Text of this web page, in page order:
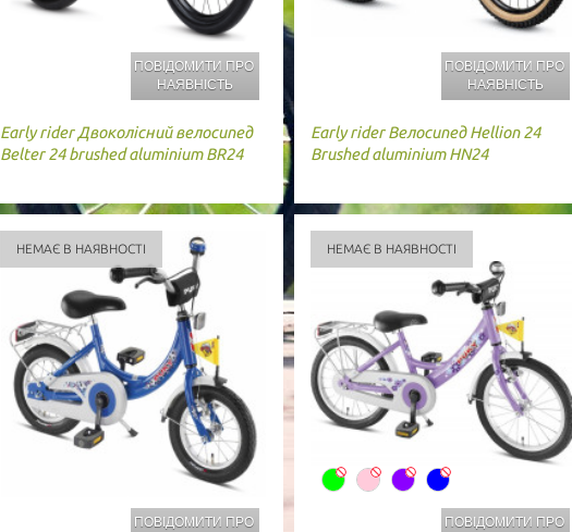
ПОВІДОМИТИ ПРО
НАЯВНІСТЬ
Early rider Двоколісний велосипед
Belter 24 brushed aluminium BR24
ПОВІДОМИТИ ПРО
НАЯВНІСТЬ
Early rider Велосипед Hellion 24
Brushed aluminium HN24
НЕМАЄ В НАЯВНОСТІ
ПОВІДОМИТИ ПРО
НЕМАЄ В НАЯВНОСТІ
ПОВІДОМИТИ ПРО